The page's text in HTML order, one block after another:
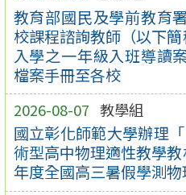
教育部國民及學前教育
校課程諮詢教師（以下
入學之一年級入班導讀
檔案手冊至各校
2026-08-07 教學組
國立彰化師範大學辦理
術型高中物理適性教學
年度全國高三暑假學測物